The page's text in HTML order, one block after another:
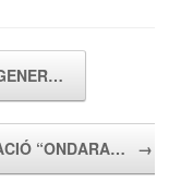
“ONDARA… →